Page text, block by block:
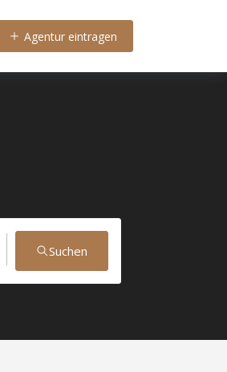
Agentur eintragen
Suchen